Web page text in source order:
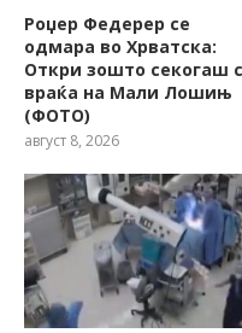
Роџер Федерер се
одмара во Хрватска:
Откри зошто секогаш
враќа на Мали Лошињ
(ФОТО)
август 8, 2026